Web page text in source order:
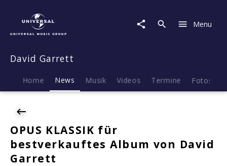
News
OPUS
bestverkauftes
Garrett
Menu
David Garrett
Home News Musik Videos Termine Fotos
OPUS KLASSIK für
bestverkauftes Album von David
Garrett